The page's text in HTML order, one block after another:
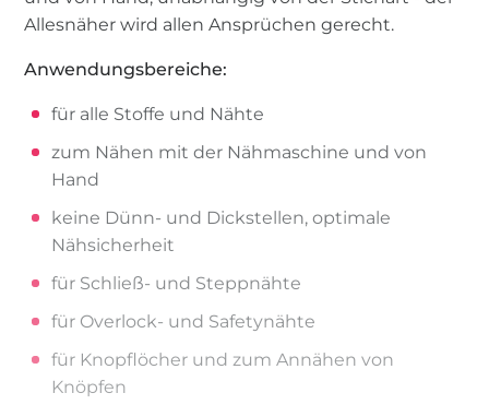
Allesnäher wird allen Ansprüchen gerecht.
Anwendungsbereiche:
für alle Stoffe und Nähte
zum Nähen mit der Nähmaschine und von
Hand
keine Dünn- und Dickstellen, optimale
Nähsicherheit
für Schließ- und Steppnähte
für Overlock- und Safetynähte
für Knopflöcher und zum Annähen von
Knöpfen